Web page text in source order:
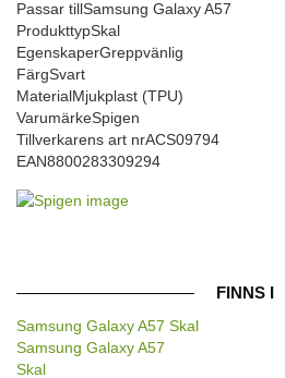
Passar tillSamsung Galaxy A57
ProdukttypSkal
EgenskaperGreppvänlig
FärgSvart
MaterialMjukplast (TPU)
VarumärkeSpigen
Tillverkarens art nrACS09794
EAN8800283309294
FINNS I
Samsung Galaxy A57 Skal
Samsung Galaxy A57
Skal